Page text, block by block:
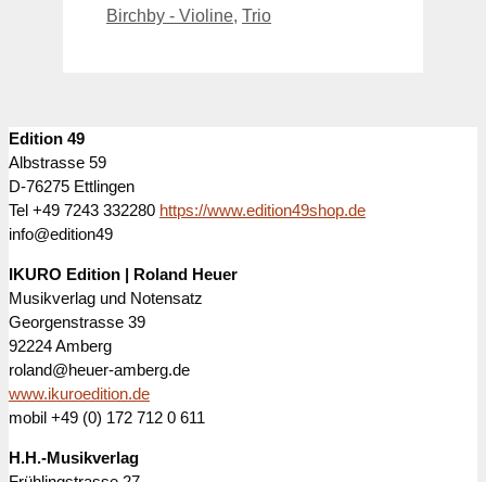
Birchby - Violine, Trio
Edition 49
Albstrasse 59
D-76275 Ettlingen
Tel +49 7243 332280 https://www.edition49shop.de
info@edition49
IKURO Edition | Roland Heuer
Musikverlag und Notensatz
Georgenstrasse 39
92224 Amberg
roland@heuer-amberg.de
www.ikuroedition.de
mobil +49 (0) 172 712 0 611
H.H.-Musikverlag